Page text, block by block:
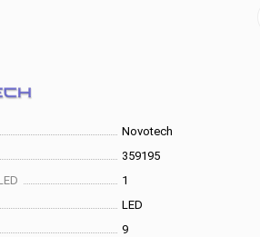
Novotech
359195
1
LED
9